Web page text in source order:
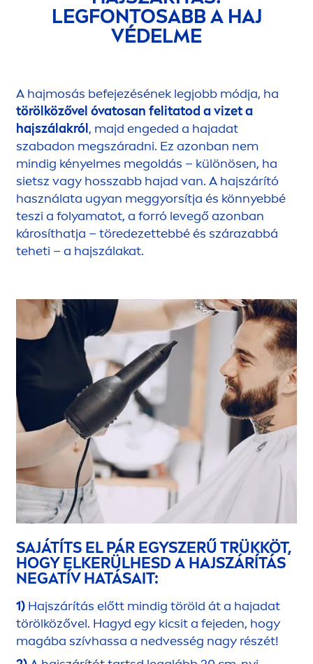
LEGFONTOSABB A HAJ
VÉDELME
A hajmosás befejezésének legjobb módja, ha
törölközővel óvatosan felitatod a vizet a
hajszálakról, majd engeded a hajadat
szabadon megszáradni. Ez azonban nem
mindig kényelmes megoldás – különösen, ha
sietsz vagy hosszabb hajad van. A hajszárító
használata ugyan meggyorsítja és könnyebbé
teszi a folyamatot, a forró levegő azonban
károsíthatja – töredezettebbé és szárazabbá
teheti – a hajszálakat.
SAJÁTÍTS EL PÁR EGYSZERŰ TRÜKKÖT,
HOGY ELKERÜLHESD A HAJSZÁRÍTÁS
NEGATÍV HATÁSAIT:
1) Hajszárítás előtt mindig töröld át a hajadat
törölközővel. Hagyd egy kicsit a fejeden, hogy
magába szívhassa a nedvesség nagy részét!